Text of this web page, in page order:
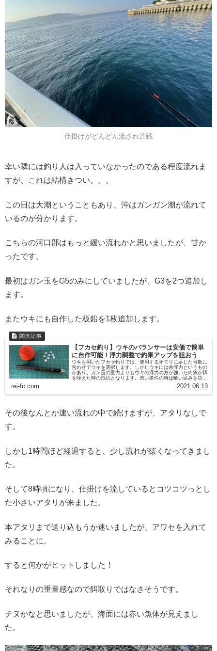
仕掛けがどんどん流され苦戦
幸い隣には釣り人は入っていなかったのである程度流れま
すが、これは結構きつい。。。
この日は大潮ということもあり、沖はガンガン潮が流れて
いるのが分かります。
こちらの河口部はもっと緩い流れかと思いましたが、甘か
ったです。
最初はガン玉をG5のみにしていましたが、G3を2つ追加し
ます。
またウキにも自作した板鉛を1枚追加します。
【フカセ釣り】ウキのバランサーは安価で簡単
に自作可能！浮力調整で釣果アップを狙おう
ウキを用いたフカセ釣りでは、使用するオモリに応じた号数に
合わせてウキを選択します。しかしウキには余浮力というもの
があり、ガン玉の重力よりもウキの浮力の方が強いため魚が餌
を咥えた時の抵抗となります。渋い条件の時は喰い込みを良...
rei-fc.com 2021.06.13
その後なんとか速い流れの中で続けますが、アタリなしで
す。
しかし1時間ほど経過すると、少し流れが緩くなってきまし
た。
そして8時頃になり、仕掛けを流しているとコツコツっとし
た小さいアタリが来ました。
本アタリまで送り込もうか迷いましたが、アワセを入れて
みることに。
すると何かがヒットしました！
それなりの重量感なので餌取りではなさそうです。
チヌかなと思いましたが、海面には赤い魚体が見えまし
た。